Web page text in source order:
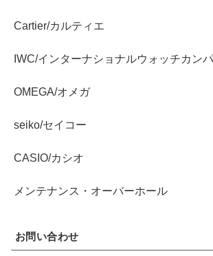
Cartier/カルティエ
IWC/インターナショナルウォッチカン
OMEGA/オメガ
seiko/セイコー
CASIO/カシオ
メンテナンス・オーバーホール
お問い合わせ